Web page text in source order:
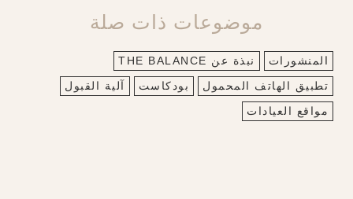
موضوعات ذات صلة
المنشورات
نبذة عن THE BALANCE
تطبيق الهاتف المحمول
بودكاست
آلية القبول
مواقع العيادات